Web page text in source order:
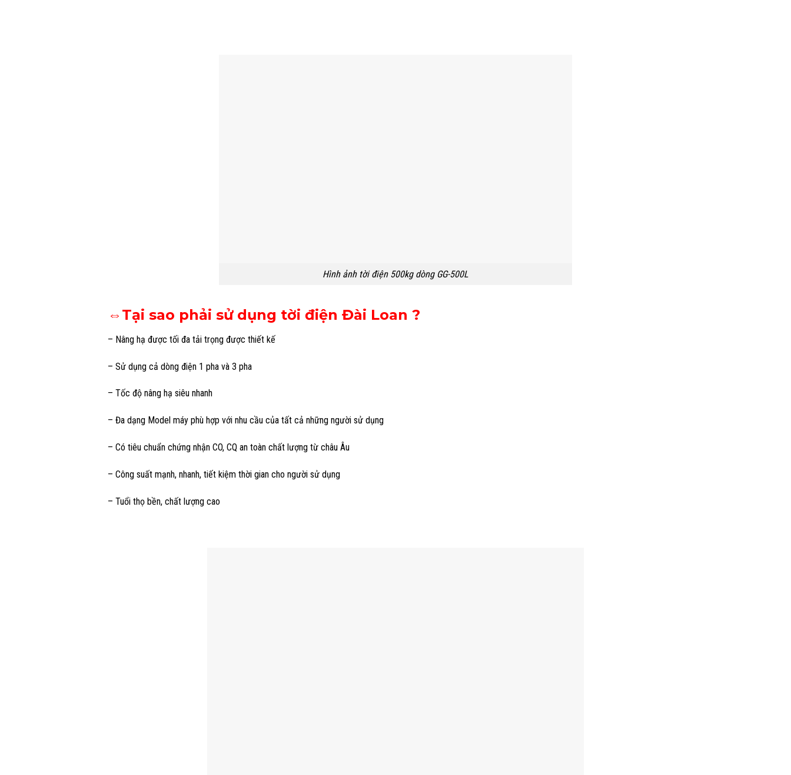
Hình ảnh tời điện 500kg dòng GG-500L
⇔Tại sao phải sử dụng tời điện Đài Loan ?
– Nâng hạ được tối đa tải trọng được thiết kế
– Sử dụng cả dòng điện 1 pha và 3 pha
– Tốc độ nâng hạ siêu nhanh
– Đa dạng Model máy phù hợp với nhu cầu của tất cả những người sử dụng
– Có tiêu chuẩn chứng nhận CO, CQ an toàn chất lượng từ châu Âu
– Công suất mạnh, nhanh, tiết kiệm thời gian cho người sử dụng
– Tuổi thọ bền, chất lượng cao